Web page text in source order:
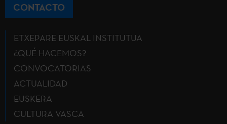
CONTACTO
ETXEPARE EUSKAL INSTITUTUA
¿QUÉ HACEMOS?
CONVOCATORIAS
ACTUALIDAD
EUSKERA
CULTURA VASCA